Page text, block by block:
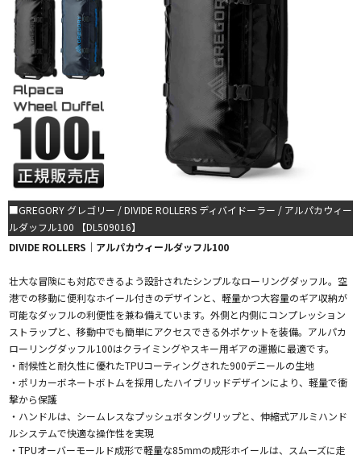
■GREGORY グレゴリー / DIVIDE ROLLERS ディバイドーラー / アルパカウィー
ルダッフル100 【DL509016】
DIVIDE ROLLERS｜アルパカウィールダッフル100
壮大な冒険にも対応できるよう設計されたシンプルなローリングダッフル。空
港での移動に便利なホイール付きのデザインと、軽量かつ大容量のギア収納が
可能なダッフルの利便性を兼ね備えています。外側と内側にコンプレッション
ストラップと、移動中でも簡単にアクセスできる外ポケットを装備。アルパカ
ローリングダッフル100はクライミングやスキー用ギアの運搬に最適です。
・耐候性と耐久性に優れたTPUコーティングされた900デニールの生地
・ポリカーボネートボトムを採用したハイブリッドデザインにより、軽量で衝
撃から保護
・ハンドルは、シームレスなプッシュボタングリップと、伸縮式アルミハンド
ルシステムで快適な操作性を実現
・TPUオーバーモールド成形で軽量な85mmの成形ホイールは、スムーズに走